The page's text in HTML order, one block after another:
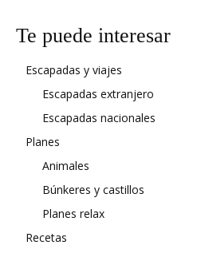
Te puede interesar
Escapadas y viajes
Escapadas extranjero
Escapadas nacionales
Planes
Animales
Búnkeres y castillos
Planes relax
Recetas